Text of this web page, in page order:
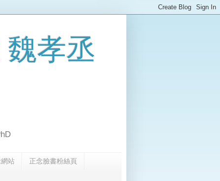
孝丞
站 正念臉書粉絲頁